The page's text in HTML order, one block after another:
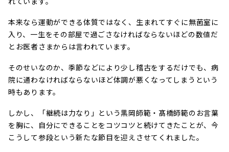
本来なら運動ができる体質ではなく、生まれてすぐに無菌室に
入り、一生をその部屋で過ごさなければならないほどの数値だ
とお医者さまからは言われています。
そのせいなのか、季節などにより少し稽古をするだけでも、病
院に通わなければならないほど体調が悪くなってしまうという
時もあります。
しかし、「継続は力なり」という黒岡師範・髙橋師範のお言葉
を胸に、自分にできることをコツコツと続けてきたことが、今
こうして参段という新たな節目を迎えさせてくれました。